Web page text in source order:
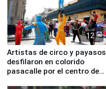
12
Artistas de circo y payasos
desfilaron en colorido
pasacalle por el centro de